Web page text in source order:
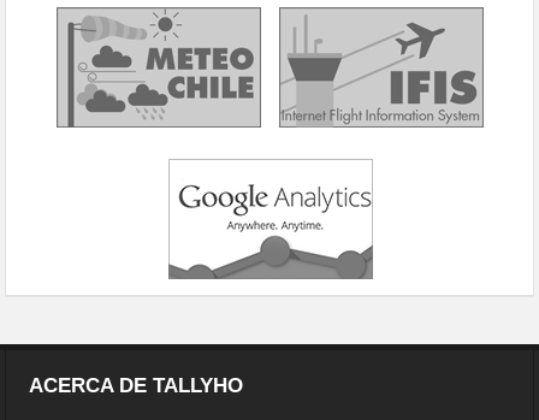
ACERCA DE TALLYHO